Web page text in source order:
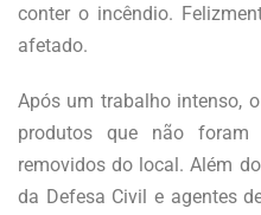
conter o incêndio.
afetado.
Após um trabalho intenso,
produtos que não foram
removidos do local. Além
da Defesa Civil e agentes